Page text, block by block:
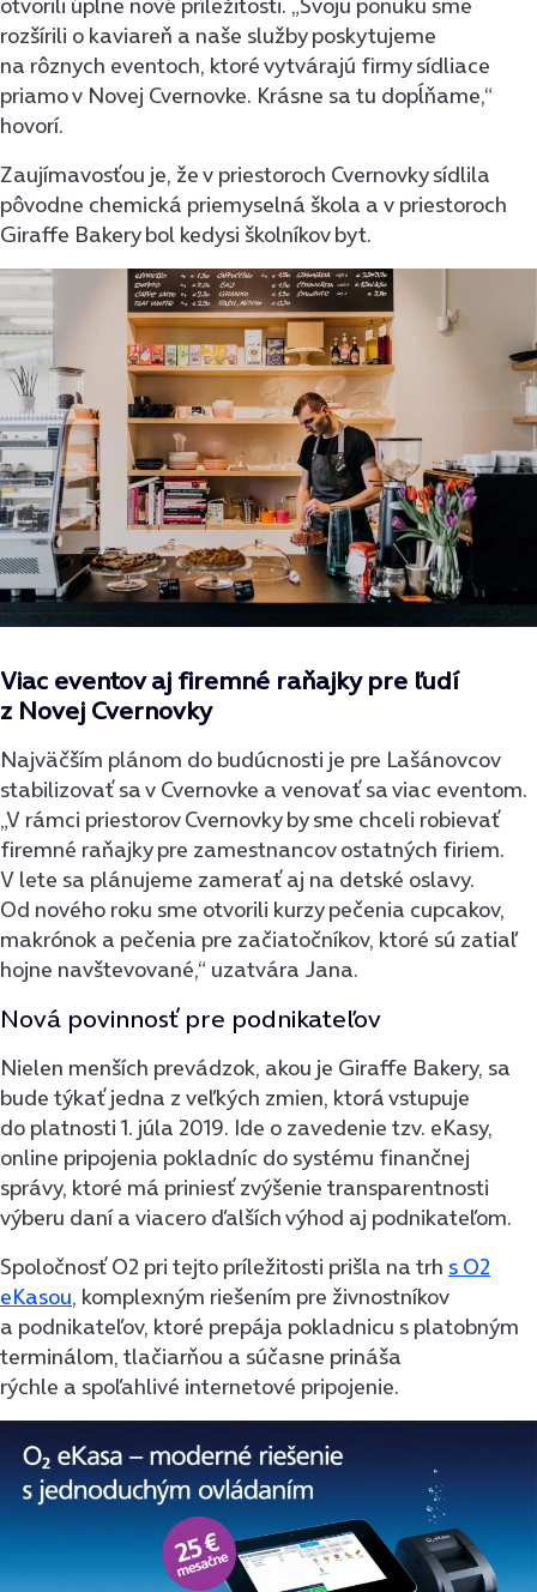
rozšírili o kaviareň a naše služby poskytujeme
na rôznych eventoch, ktoré vytvárajú firmy sídliace
priamo v Novej Cvernovke. Krásne sa tu dopĺňame,“
hovorí.
Zaujímavosťou je, že v priestoroch Cvernovky sídlila
pôvodne chemická priemyselná škola a v priestoroch
Giraffe Bakery bol kedysi školníkov byt.
Viac eventov aj firemné raňajky pre ľudí
z Novej Cvernovky
Najväčším plánom do budúcnosti je pre Lašánovcov
stabilizovať sa v Cvernovke a venovať sa viac eventom.
„V rámci priestorov Cvernovky by sme chceli robievať
firemné raňajky pre zamestnancov ostatných firiem.
V lete sa plánujeme zamerať aj na detské oslavy.
Od nového roku sme otvorili kurzy pečenia cupcakov,
makrónok a pečenia pre začiatočníkov, ktoré sú zatiaľ
hojne navštevované,“ uzatvára Jana.
Nová povinnosť pre podnikateľov
Nielen menších prevádzok, akou je Giraffe Bakery, sa
bude týkať jedna z veľkých zmien, ktorá vstupuje
do platnosti 1. júla 2019. Ide o zavedenie tzv. eKasy,
online pripojenia pokladníc do systému finančnej
správy, ktoré má priniesť zvýšenie transparentnosti
výberu daní a viacero ďalších výhod aj podnikateľom.
Spoločnosť O2 pri tejto príležitosti prišla na trh s O2
eKasou, komplexným riešením pre živnostníkov
a podnikateľov, ktoré prepája pokladnicu s platobným
terminálom, tlačiarňou a súčasne prináša
rýchle a spoľahlivé internetové pripojenie.